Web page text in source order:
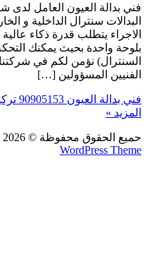
فني بدالة العيون العامل لدى
البدالات سنترال الداخلية و
الاجراء يتطلب قدرة ذكاء
بلوحة واحدة بحيث يمكنك
السنترال) نؤمن لكم في
الفنيين المسؤولين […]
فني بدالة العيون 90905153 تركيب وصيانة بدالات الكويت
المزيد »
حميع الحقوق محفوظة © 2026
WordPress Theme